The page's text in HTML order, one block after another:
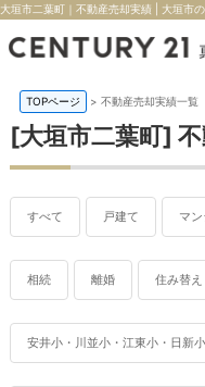
大垣市二葉町｜不動産売却実績 | 大垣市
TOPページ > 不動産売却実績一覧
[大垣市二葉町]
すべて 戸建て マ
相続 離婚 住み替え
安井小・川並小・江東小・日新